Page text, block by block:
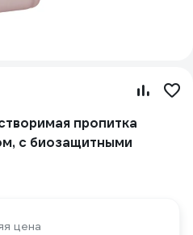
пропитка
с биозащитными
цена